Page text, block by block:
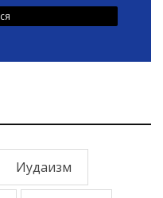
Иудаизм